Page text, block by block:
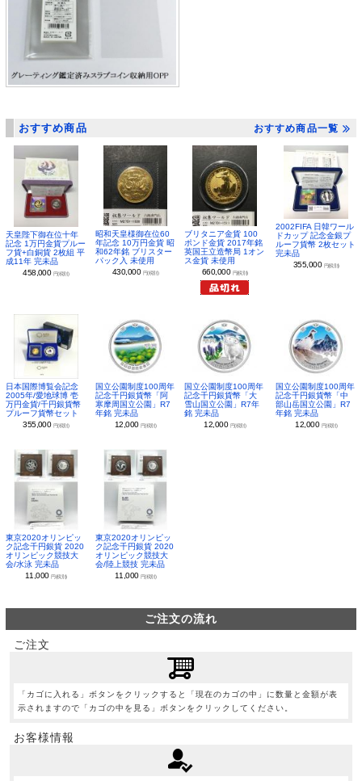
おすすめ商品 おすすめ商品一覧
天皇陛下御在位十年
記念 1万円金貨プルー
フ貨+白銅貨 2枚組 平
成11年 完未品
458,000 円(税別)
昭和天皇様御在位60
年記念 10万円金貨 昭
和62年銘 ブリスター
パック入 未使用
430,000 円(税別)
ブリタニア金貨 100
ポンド金貨 2017年銘
英国王立造幣局 1オン
ス金貨 未使用
660,000 円(税別)
2002FIFA 日韓ワール
ドカップ 記念金銀プ
ルーフ貨幣 2枚セット
完未品
355,000 円(税別)
日本国際博覧会記念
2005年/愛地球博 壱
万円金貨/千円銀貨幣
プルーフ貨幣セット
355,000 円(税別)
国立公園制度100周年
記念千円銀貨幣「阿
寒摩周国立公園」R7
年銘 完未品
12,000 円(税別)
国立公園制度100周年
記念千円銀貨幣「大
雪山国立公園」R7年
銘 完未品
12,000 円(税別)
国立公園制度100周年
記念千円銀貨幣「中
部山岳国立公園」R7
年銘 完未品
12,000 円(税別)
東京2020オリンピッ
ク記念千円銀貨 2020
オリンピック競技大
会/水泳 完未品
11,000円(税別)
東京2020オリンピッ
ク記念千円銀貨 2020
オリンピック競技大
会/陸上競技 完未品
11,000 円(税別)
ご注文の流れ
ご注文
「カゴに入れる」ボタンをクリックすると「現在のカゴの中」に数量と金額が表
示されますので「カゴの中を見る」ボタンをクリックしてください。
お客様情報